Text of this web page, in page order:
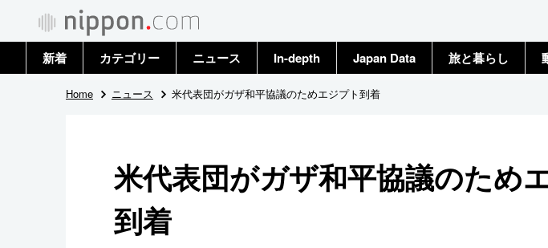
新着 カテゴリー
政治・外交
国際
社会
ニュース
トップ
In-depth Japan Data 旅と暮らし
Home ニュース 米代表団がガザ和平協議のためエジプト到着
米代表団がガザ和平協議のため
到着